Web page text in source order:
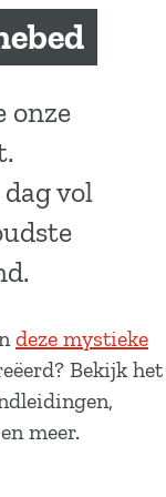
onze
vol
deze mystieke
Bekijk het
meer.